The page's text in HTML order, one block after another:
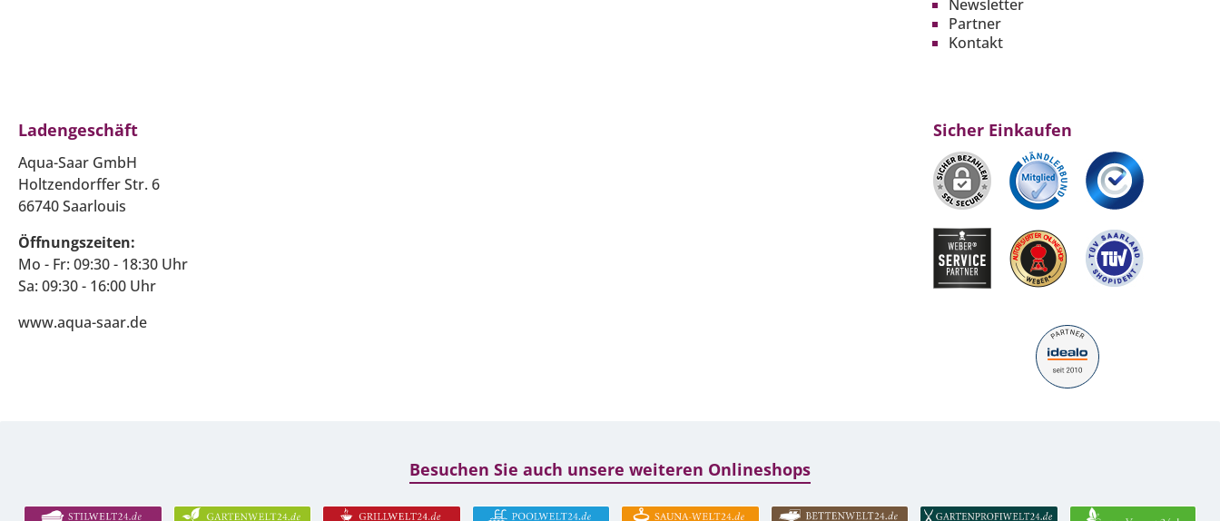
Newsletter
Partner
Kontakt
Ladengeschäft
Aqua-Saar GmbH
Holtzendorffer Str. 6
66740 Saarlouis
Öffnungszeiten:
Mo - Fr: 09:30 - 18:30 Uhr
Sa: 09:30 - 16:00 Uhr
www.aqua-saar.de
Sicher Einkaufen
Besuchen Sie auch unsere weiteren Onlineshops